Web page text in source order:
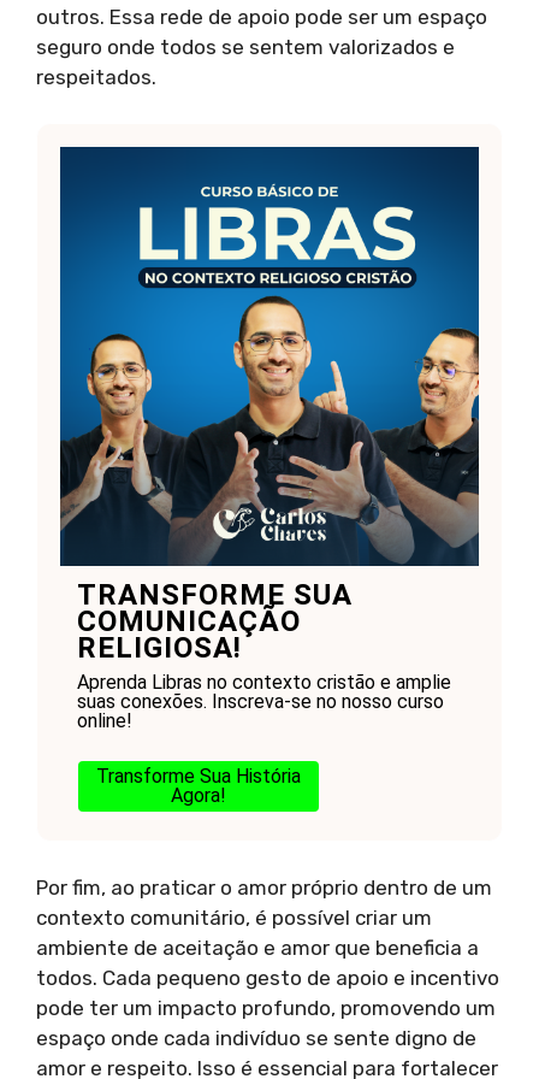
outros. Essa rede de apoio pode ser um espaço
seguro onde todos se sentem valorizados e
respeitados.
TRANSFORME SUA
COMUNICAÇÃO
RELIGIOSA!
Aprenda Libras no contexto cristão e amplie
suas conexões. Inscreva-se no nosso curso
online!
Transforme Sua História
Agora!
Por fim, ao praticar o amor próprio dentro de um
contexto comunitário, é possível criar um
ambiente de aceitação e amor que beneficia a
todos. Cada pequeno gesto de apoio e incentivo
pode ter um impacto profundo, promovendo um
espaço onde cada indivíduo se sente digno de
amor e respeito. Isso é essencial para fortalecer